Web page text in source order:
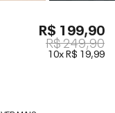
R$ 199,90
R$ 249,90
10xR$ 19,99